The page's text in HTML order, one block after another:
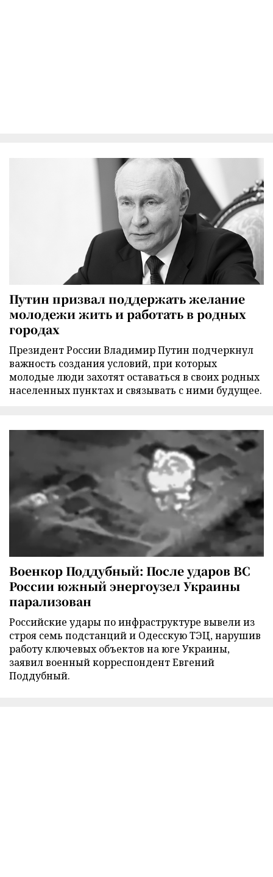
Путин призвал поддержать желание
молодежи жить и работать в родных
городах
Президент России Владимир Путин подчеркнул
важность создания условий, при которых
молодые люди захотят оставаться в своих родных
населенных пунктах и связывать с ними будущее.
Военкор Поддубный: После ударов ВС
России южный энергоузел Украины
парализован
Российские удары по инфраструктуре вывели из
строя семь подстанций и Одесскую ТЭЦ, нарушив
работу ключевых объектов на юге Украины,
заявил военный корреспондент Евгений
Поддубный.